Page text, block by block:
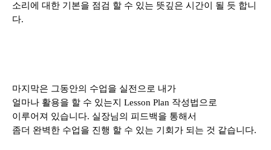
소리에 대한 기본을 점검 할 수 있는 뜻깊은 시간이 될 듯 합니
다.
마지막은 그동안의 수업을 실전으로 내가
얼마나 활용을 할 수 있는지 Lesson Plan 작성법으로
이루어져 있습니다. 실장님의 피드백을 통해서
좀더 완벽한 수업을 진행 할 수 있는 기회가 되는 것 같습니다.